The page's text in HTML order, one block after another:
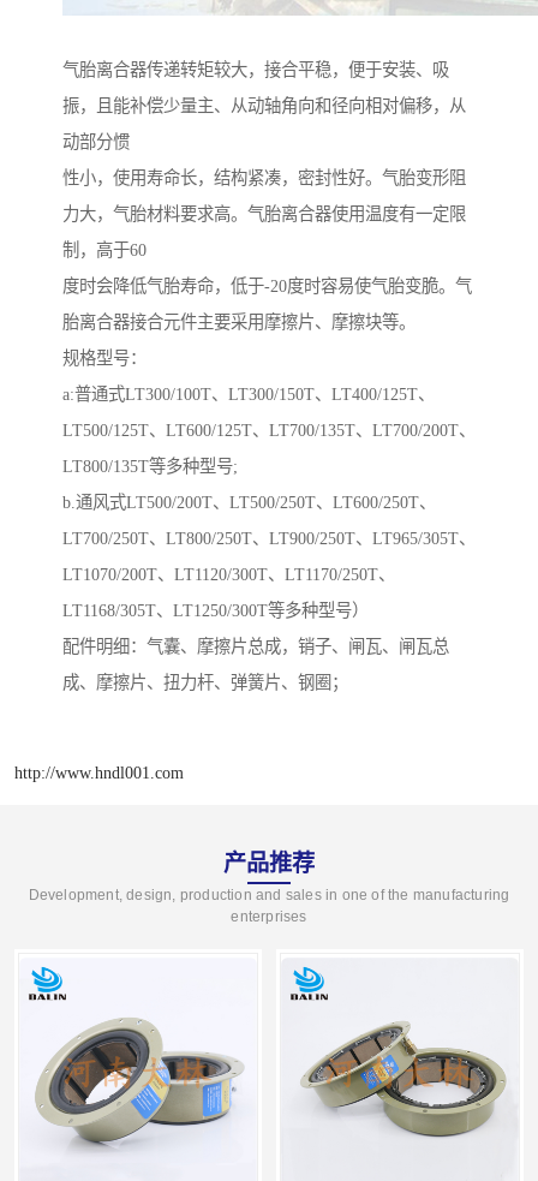
气胎离合器传递转矩较大，接合平稳，便于安装、吸
振，且能补偿少量主、从动轴角向和径向相对偏移，从
动部分惯
性小，使用寿命长，结构紧凑，密封性好。气胎变形阻
力大，气胎材料要求高。气胎离合器使用温度有一定限
制，高于60
度时会降低气胎寿命，低于-20度时容易使气胎变脆。气
胎离合器接合元件主要采用摩擦片、摩擦块等。
规格型号：
a:普通式LT300/100T、LT300/150T、LT400/125T、
LT500/125T、LT600/125T、LT700/135T、LT700/200T、
LT800/135T等多种型号;
b.通风式LT500/200T、LT500/250T、LT600/250T、
LT700/250T、LT800/250T、LT900/250T、LT965/305T、
LT1070/200T、LT1120/300T、LT1170/250T、
LT1168/305T、LT1250/300T等多种型号）
配件明细：气囊、摩擦片总成，销子、闸瓦、闸瓦总
成、摩擦片、扭力杆、弹簧片、钢圈；
http://www.hndl001.com
产品推荐
Development, design, production and sales in one of the manufacturing
enterprises